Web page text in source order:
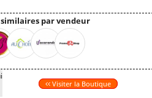
par vendeur
Visiter la Boutique